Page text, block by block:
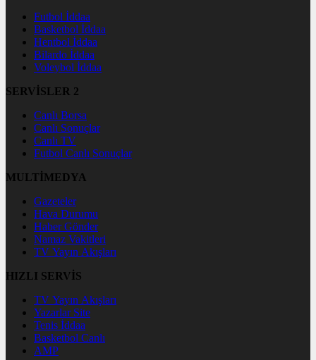
Futbol İddaa
Basketbol İddaa
Hentbol İddaa
Bilardo İddaa
Voleybol İddaa
SERVİSLER 2
Canlı Borsa
Canlı Sonuçlar
Canlı TV
Futbol Canlı Sonuçlar
MULTİMEDYA
Gazeteler
Hava Durumu
Haber Gönder
Namaz Vakitleri
TV Yayın Akışları
HIZLI SERVİS
TV Yayın Akışları
Yazarlar Site
Tenis İddaa
Basketbol Canlı
AMP